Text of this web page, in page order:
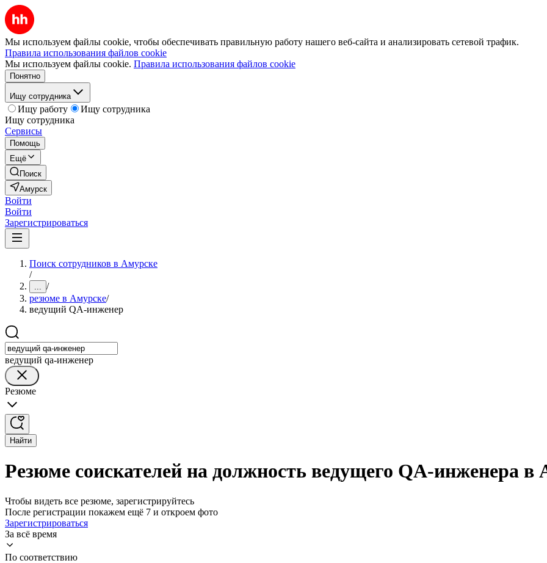
Мы используем файлы cookie, чтобы обеспечивать правильную работу нашего веб-сайта и анализировать сетевой трафик.
Правила использования файлов cookie
Мы используем файлы cookie. Правила использования файлов cookie
Понятно
Ищу сотрудника
Ищу работу
Ищу сотрудника
Ищу сотрудника
Сервисы
Помощь
Ещё
Поиск
Амурск
Войти
Войти
Зарегистрироваться
Поиск сотрудников в Амурске
/
... /
резюме в Амурске/
ведущий QA-инженер
ведущий qa-инженер
Резюме
Найти
Резюме соискателей на должность ведущего QA-инженера в
Чтобы видеть все резюме, зарегистрируйтесь
После регистрации покажем ещё 7 и откроем фото
Зарегистрироваться
За всё время
По соответствию